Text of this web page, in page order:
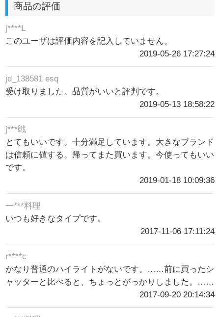
商品の評価
j****L
このユーザは評価内容を記入していません。
2019-05-26 17:27:24
jd_138581 esq
受け取りました。品質がいいと評判です。
2019-05-13 18:58:22
j***戦
とてもいいです。十分満足しています。大きなブランド
は信頼に値する。帰ってまた買います。今使ってもいい
です。
2019-01-18 10:09:36
一***料理
いつも好きなタイプです。
2017-11-06 17:11:24
r****c
かなり普通のハイライトがないです。……前に買ったシ
ャッターと比べると、ちょっとがっかりしました。……
2017-09-20 20:14:34